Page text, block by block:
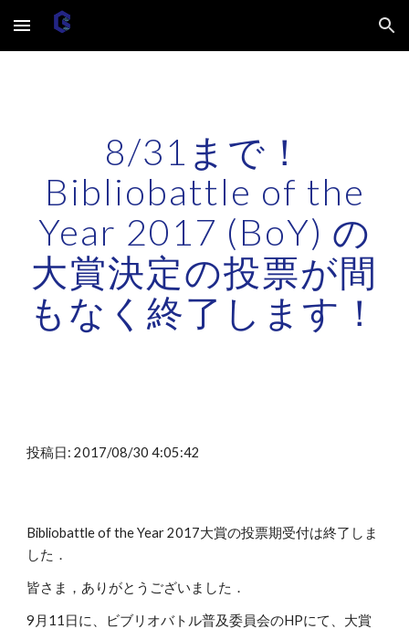
Skip to main content Skip to navigation
8/31まで！
Bibliobattle of the
Year 2017 (BoY) の
大賞決定の投票が間
もなく終了します！
投稿日: 2017/08/30 4:05:42
Bibliobattle of the Year 2017大賞の投票期受付は終了しま
した．
皆さま，ありがとうございました．
9月11日に、ビブリオバトル普及委員会のHPにて、大賞